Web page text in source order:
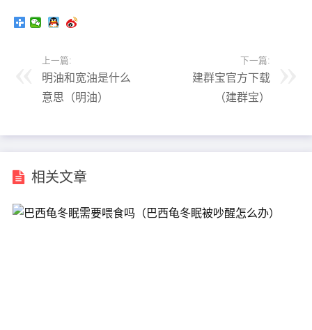
上一篇:
明油和宽油是什么
意思（明油）
下一篇:
建群宝官方下载
（建群宝）
相关文章